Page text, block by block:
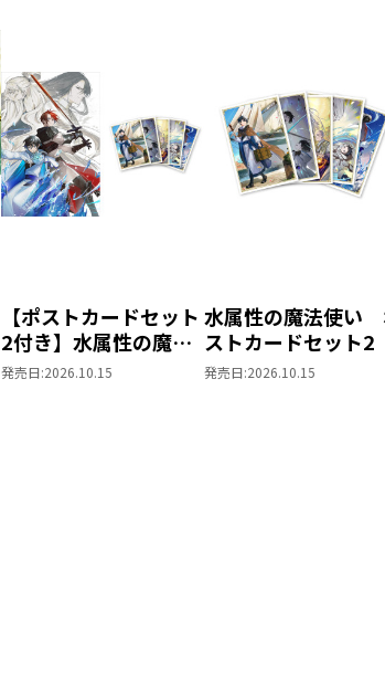
【ポストカードセット
2付き】水属性の魔法
使い 第三部 東方諸
発売日:2026.10.15
水属性の魔法使い
ストカードセット2
発売日:2026.10.15